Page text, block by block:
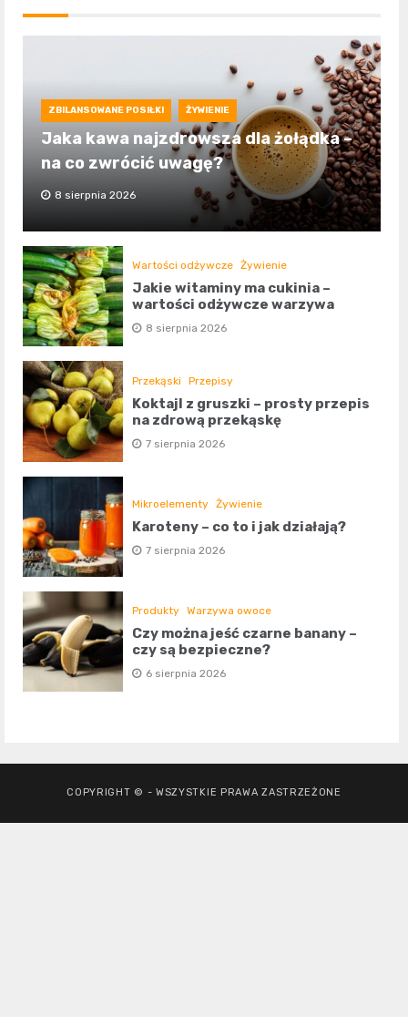
ZBILANSOWANE POSIŁKI ŻYWIENIE
Jaka kawa najzdrowsza dla żołądka –
na co zwrócić uwagę?
8 sierpnia 2026
Wartości odżywcze Żywienie
Jakie witaminy ma cukinia –
wartości odżywcze warzywa
8 sierpnia 2026
Przekąski Przepisy
Koktajl z gruszki – prosty przepis
na zdrową przekąskę
7 sierpnia 2026
Mikroelementy Żywienie
Karoteny – co to i jak działają?
7 sierpnia 2026
Produkty Warzywa owoce
Czy można jeść czarne banany –
czy są bezpieczne?
6 sierpnia 2026
COPYRIGHT © - WSZYSTKIE PRAWA ZASTRZEŻONE